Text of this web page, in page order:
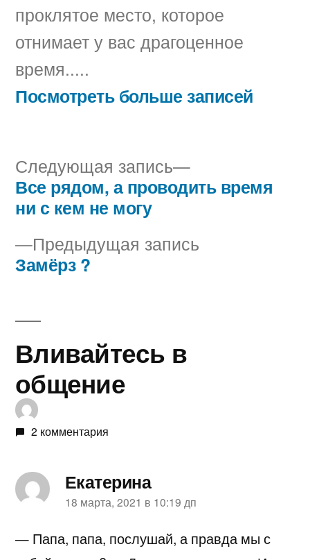
проклятое место, которое
отнимает у вас драгоценное
время.....
Посмотреть больше записей
Навигация
записям
Предыдущая запись
Замёрз ?
Следующая запись
Следующая
запись:
Все рядом, а проводить время
ни с кем не могу
Вливайтесь в
общение
2 комментария
Екатерина
пишет:
18 марта, 2021 в 10:19 дп
— Папа, папа, послушай, а правда мы с